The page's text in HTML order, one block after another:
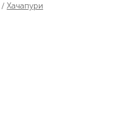
Хачапури